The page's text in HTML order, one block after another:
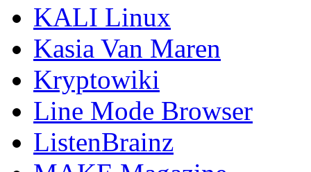
KALI Linux
Kasia Van Maren
Kryptowiki
Line Mode Browser
ListenBrainz